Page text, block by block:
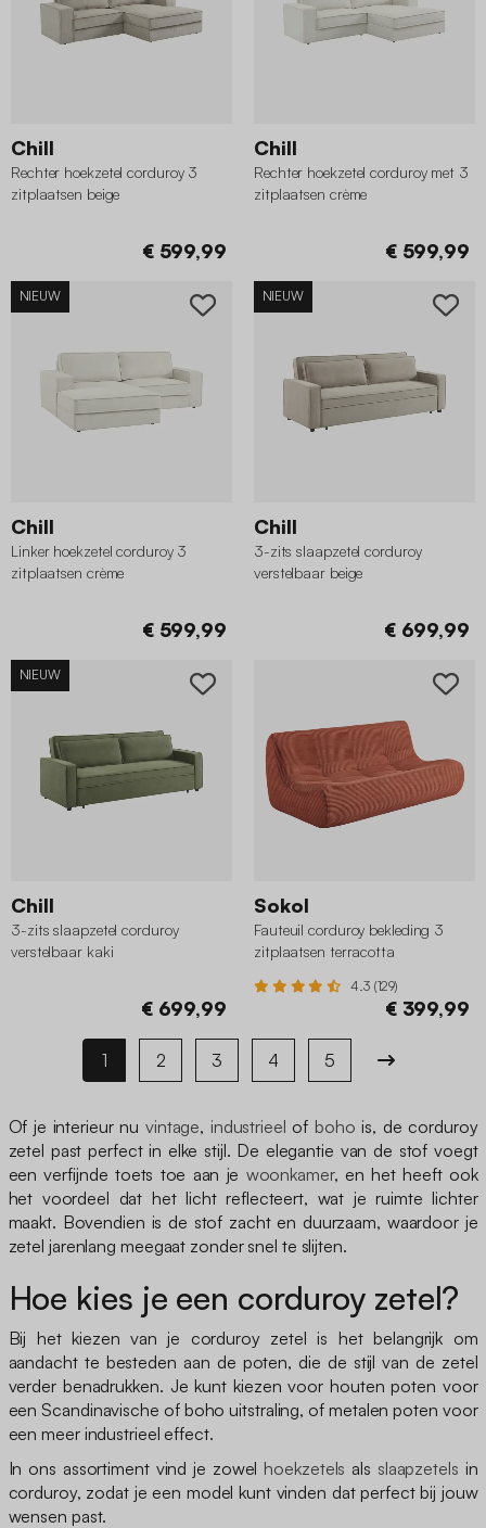
Chill
Rechter hoekzetel corduroy 3
zitplaatsen beige
€ 599,99
Chill
Rechter hoekzetel corduroy met 3
zitplaatsen crème
€ 599,99
NIEUW
Chill
Linker hoekzetel corduroy 3
zitplaatsen crème
€ 599,99
NIEUW
Chill
3-zits slaapzetel corduroy
verstelbaar beige
€ 699,99
NIEUW
Chill
3-zits slaapzetel corduroy
verstelbaar kaki
€ 699,99
Sokol
Fauteuil corduroy bekleding 3
zitplaatsen terracotta
4.3 (129)
€ 399,99
1 2 3 4 5
Of je interieur nu vintage, industrieel of boho is, de corduroy
zetel past perfect in elke stijl. De elegantie van de stof voegt
een verfijnde toets toe aan je woonkamer, en het heeft ook
het voordeel dat het licht reflecteert, wat je ruimte lichter
maakt. Bovendien is de stof zacht en duurzaam, waardoor je
zetel jarenlang meegaat zonder snel te slijten.
Hoe kies je een corduroy zetel?
Bij het kiezen van je corduroy zetel is het belangrijk om
aandacht te besteden aan de poten, die de stijl van de zetel
verder benadrukken. Je kunt kiezen voor houten poten voor
een Scandinavische of boho uitstraling, of metalen poten voor
een meer industrieel effect.
In ons assortiment vind je zowel hoekzetels als slaapzetels in
corduroy, zodat je een model kunt vinden dat perfect bij jouw
wensen past.